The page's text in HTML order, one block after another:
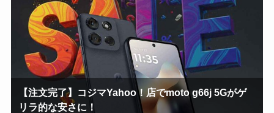
【注文完了】コジマYahoo！店でmoto g66j 5Gがゲ
リラ的な安さに！